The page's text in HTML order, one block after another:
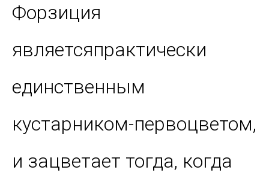
Форзиция
являетсяпрактически
единственным
кустарником-первоцветом,
и зацветает тогда, когда